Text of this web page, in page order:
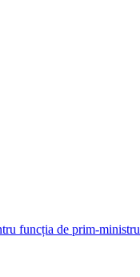
funcția de prim-ministru